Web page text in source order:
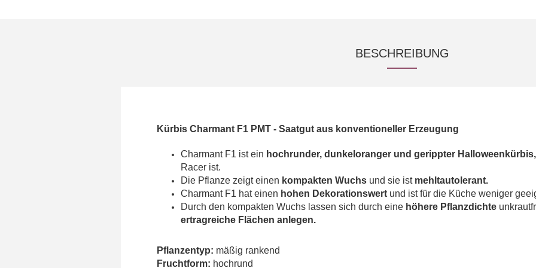
BESCHREIBUNG
Kürbis Charmant F1 PMT - Saatgut aus konventioneller Erzeugung
Charmant F1 ist ein hochrunder, dunkeloranger und gerippter Halloweenkürbis,
Racer ist.
Die Pflanze zeigt einen kompakten Wuchs und sie ist mehltautolerant.
Charmant F1 hat einen hohen Dekorationswert und ist für die Küche weniger
Durch den kompakten Wuchs lassen sich durch eine höhere Pflanzdichte
ertragreiche Flächen anlegen.
Pflanzentyp: mäßig rankend
Fruchtform: hochrund